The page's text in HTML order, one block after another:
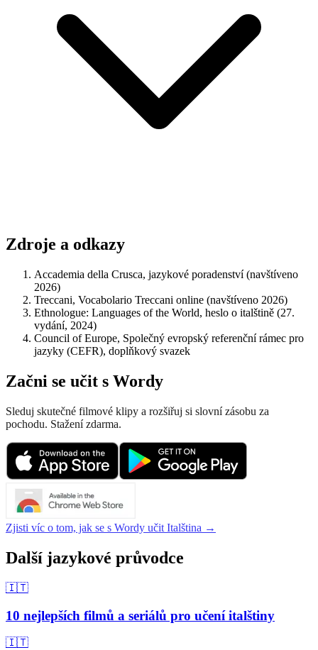
Zdroje a odkazy
Accademia della Crusca, jazykové poradenství (navštíveno
2026)
Treccani, Vocabolario Treccani online (navštíveno 2026)
Ethnologue: Languages of the World, heslo o italštině (27.
vydání, 2024)
Council of Europe, Společný evropský referenční rámec pro
jazyky (CEFR), doplňkový svazek
Začni se učit s Wordy
Sleduj skutečné filmové klipy a rozšiřuj si slovní zásobu za
pochodu. Stažení zdarma.
Zjisti víc o tom, jak se s Wordy učit Italština →
Další jazykové průvodce
🇮🇹
10 nejlepších filmů a seriálů pro učení italštiny
🇮🇹